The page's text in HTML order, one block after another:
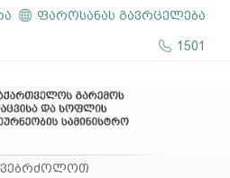
ფაროსანას გავრცელება
1501